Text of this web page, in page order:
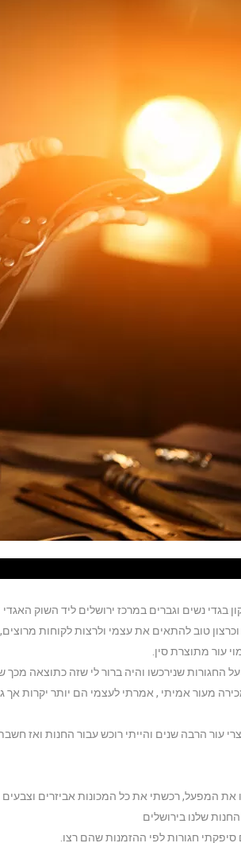
וכרצון טוב להתאים את עצמי ולרצות לקוחות
עור מתוצרת סין.
החגורות שנירכשו והיה ברור לי שזה כתוצאה
מעור אמיתי , אמרתי לעצמי הם יותר יקרות אך
עור הרבה שנים והייתי רוכש עבור החנות ואז
את המפעל, רכשתי את כל המכונות אביזרים וצבעים
שלנו בירושלים
סיפקתי חגורות לפי ההזמנות שהם רצו.